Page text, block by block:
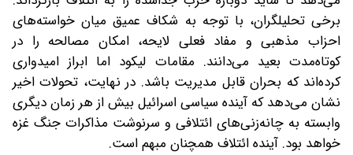
برخی تحلیلگران، با توجه به شکاف عمیق میان خواسته‌های
احزاب مذهبی و مفاد فعلی لایحه، امکان مصالحه را در
کوتاه‌مدت بعید می‌دانند. مقامات لیکود اما ابراز امیدواری
کرده‌اند که بحران قابل مدیریت باشد. در نهایت، تحولات اخیر
نشان می‌دهد که آینده سیاسی اسرائیل بیش از هر زمان دیگری
وابسته به چانه‌زنی‌های ائتلافی و سرنوشت مذاکرات جنگ غزه
خواهد بود. آینده ائتلاف همچنان مبهم است.